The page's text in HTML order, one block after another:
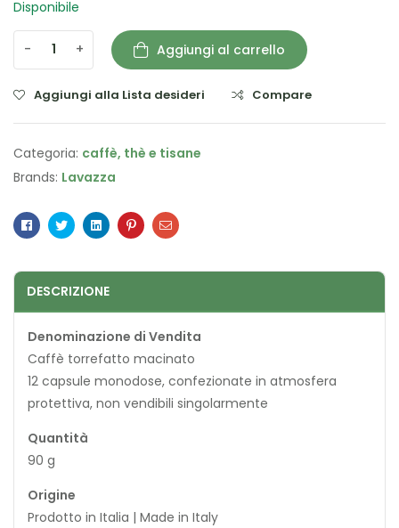
Disponibile
- + Aggiungi al carrello
Aggiungi alla Lista desideri Compare
Categoria: caffè, thè e tisane
Brands: Lavazza
Facebook
TwitterLinkedinPinterestEmail
DESCRIZIONE
Denominazione di Vendita
Caffè torrefatto macinato
12 capsule monodose, confezionate in atmosfera
protettiva, non vendibili singolarmente
Quantità
90 g
Origine
Prodotto in Italia | Made in Italy